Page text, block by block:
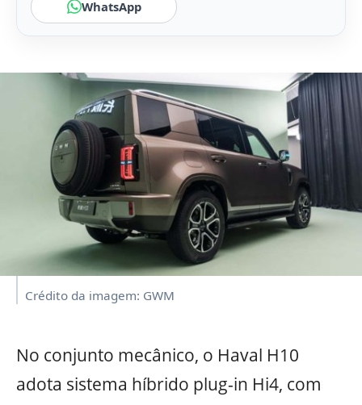
WhatsApp
Crédito da imagem: GWM
No conjunto mecânico, o Haval H10
adota sistema híbrido plug-in Hi4, com